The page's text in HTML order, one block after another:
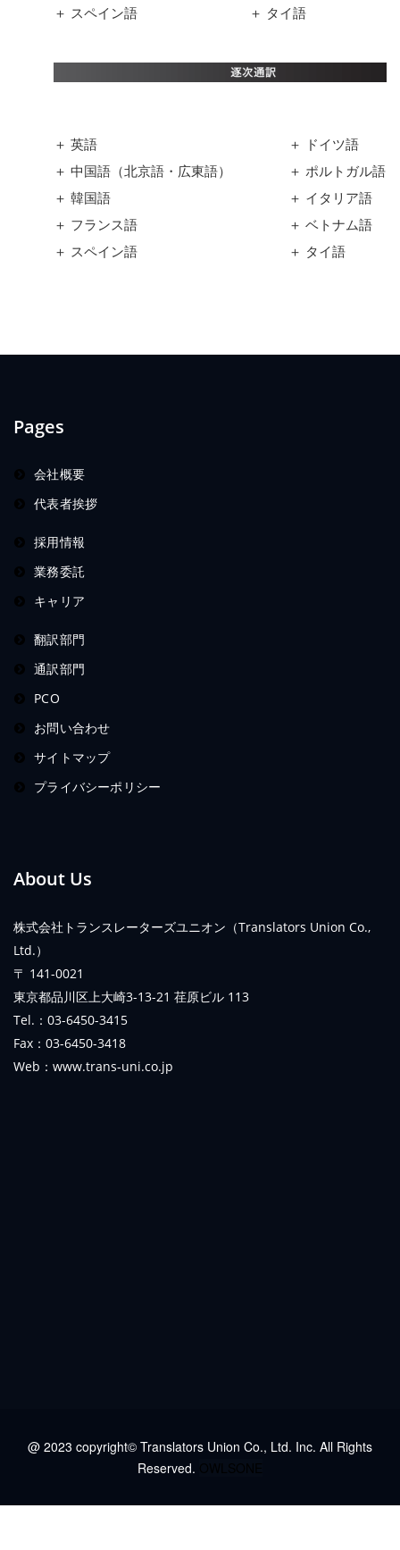
＋ スペイン語
＋ タイ語
＋ 英語
＋ 中国語（北京語・広東語）
＋ 韓国語
＋ フランス語
＋ スペイン語
＋ ドイツ語
＋ ポルトガル語
＋ イタリア語
＋ ベトナム語
＋ タイ語
Pages
会社概要
代表者挨拶
採用情報
業務委託
キャリア
翻訳部門
通訳部門
PCO
お問い合わせ
サイトマップ
プライバシーポリシー
About Us
株式会社トランスレーターズユニオン（Translators Union Co.,
Ltd.）
〒 141-0021
東京都品川区上大崎3-13-21 荏原ビル 113
Tel.：03-6450-3415
Fax：03-6450-3418
Web：www.trans-uni.co.jp
@ 2023 copyright© Translators Union Co., Ltd. Inc. All Rights
Reserved.